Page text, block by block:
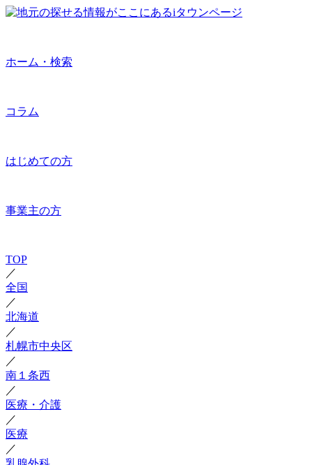
ホーム・検索
コラム
はじめての方
事業主の方
TOP
／
全国
／
北海道
／
札幌市中央区
／
南１条西
／
医療・介護
／
医療
／